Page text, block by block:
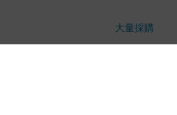
期，退回商品須為全新狀態**
19條及行政院消費者保護處公告之
大量採購